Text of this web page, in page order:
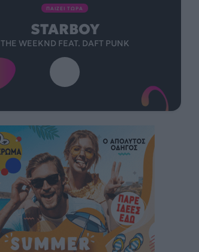
ΠΑΙΖΕΙ ΤΩΡΑ
STARBOY
THE WEEKND FEAT. DAFT PUNK